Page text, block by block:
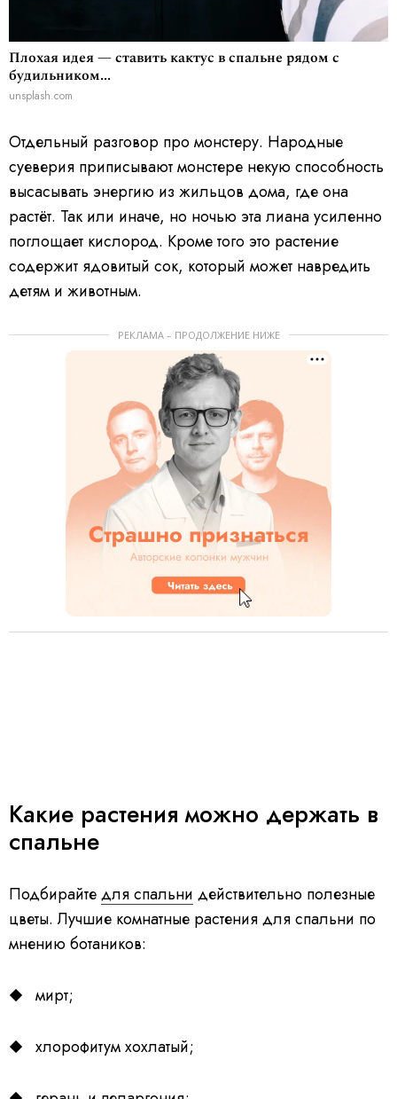
Плохая идея — ставить кактус в спальне рядом с
будильником...
unsplash.com
Отдельный разговор про монстеру. Народные
суеверия приписывают монстере некую способность
высасывать энергию из жильцов дома, где она
растёт. Так или иначе, но ночью эта лиана усиленно
поглощает кислород. Кроме того это растение
содержит ядовитый сок, который может навредить
детям и животным.
РЕКЛАМА – ПРОДОЛЖЕНИЕ НИЖЕ
Какие растения можно держать в
спальне
Подбирайтедля спальни действительно полезные
цветы. Лучшие комнатные растения для спальни по
мнению ботаников:
мирт;
хлорофитум хохлатый;